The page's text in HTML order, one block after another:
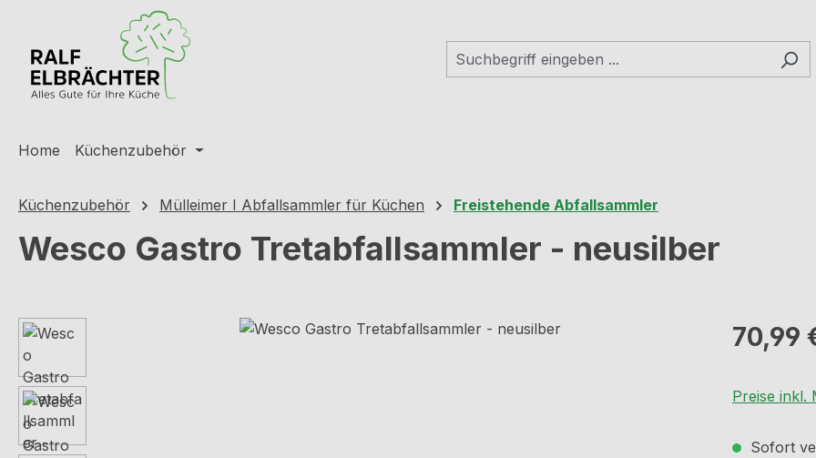
Hauptinhalt springen
Zur Suche springen
Zur Hauptnavigation springen
Home Küchenzubehör
Küchenzubehör Mülleimer I Abfallsammler für Küchen Freistehende Abfallsammler
Wesco Gastro Tretabfallsammler - neusilber
Bildergalerie überspringen Regulärer
70,99
Preise inkl.
Sofort